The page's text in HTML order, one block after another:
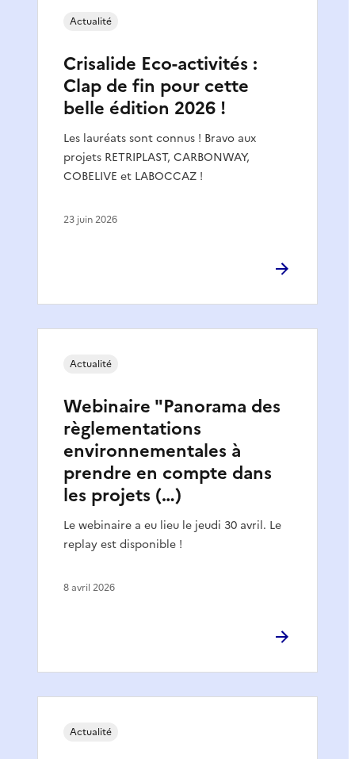
Crisalide Eco-activités :
Clap de fin pour cette
belle édition 2026 !
Les lauréats sont connus ! Bravo aux
projets RETRIPLAST, CARBONWAY,
COBELIVE et LABOCCAZ !
Actualité
23 juin 2026
Webinaire "Panorama des
règlementations
environnementales à
prendre en compte dans
les projets (…)
Le webinaire a eu lieu le jeudi 30 avril. Le
replay est disponible !
Actualité
8 avril 2026
Actualité